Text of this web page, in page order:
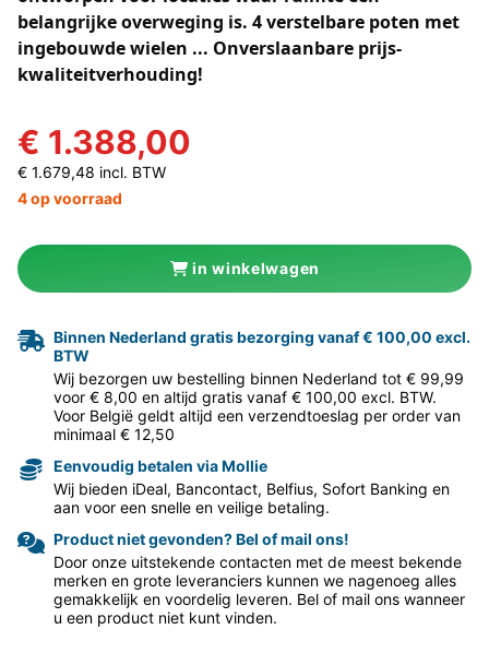
belangrijke overweging is. 4 verstelbare poten met
ingebouwde wielen ... Onverslaanbare prijs-
kwaliteitverhouding!
€ 1.388,00
€ 1.679,48 incl. BTW
4 op voorraad
in winkelwagen
Binnen Nederland gratis bezorging vanaf € 100,00 excl.
BTW
Wij bezorgen uw bestelling binnen Nederland tot € 99,99
voor € 8,00 en altijd gratis vanaf € 100,00 excl. BTW.
Voor België geldt altijd een verzendtoeslag per order van
minimaal € 12,50
Eenvoudig betalen via Mollie
Wij bieden iDeal, Bancontact, Belfius, Sofort Banking en
aan voor een snelle en veilige betaling.
Product niet gevonden? Bel of mail ons!
Door onze uitstekende contacten met de meest bekende
merken en grote leveranciers kunnen we nagenoeg alles
gemakkelijk en voordelig leveren. Bel of mail ons wanneer
u een product niet kunt vinden.